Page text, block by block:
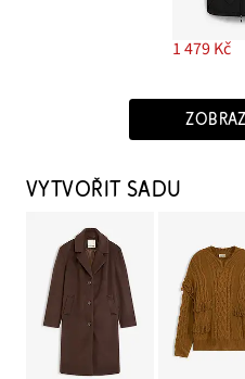
1 479 Kč
VYTVOŘIT SADU